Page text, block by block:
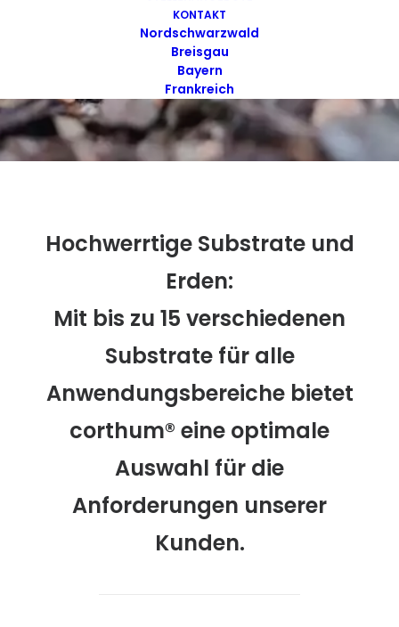
KONTAKT
Nordschwarzwald
Breisgau
Bayern
Frankreich
Hochwerrtige Substrate und
Erden:
Mit bis zu 15 verschiedenen
Substrate für alle
Anwendungsbereiche bietet
corthum® eine optimale
Auswahl für die
Anforderungen unserer
Kunden.